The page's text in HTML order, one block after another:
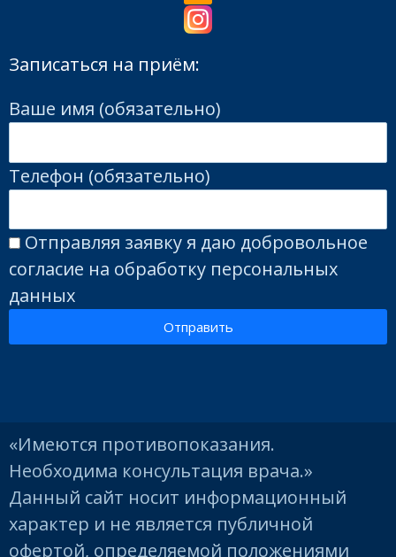
Записаться на приём:
Ваше имя (обязательно)
Телефон (обязательно)
Отправляя заявку я даю добровольное
согласие на обработку персональных
данных
Отправить
«Имеются противопоказания.
Необходима консультация врача.»
Данный сайт носит информационный
характер и не является публичной
офертой, определяемой положениями